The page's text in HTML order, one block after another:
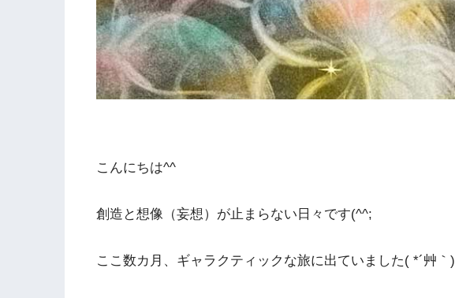
こんにちは^^
創造と想像（妄想）が止まらない日々です(^^;
ここ数カ月、ギャラクティックな旅に出ていました( *´艸｀)